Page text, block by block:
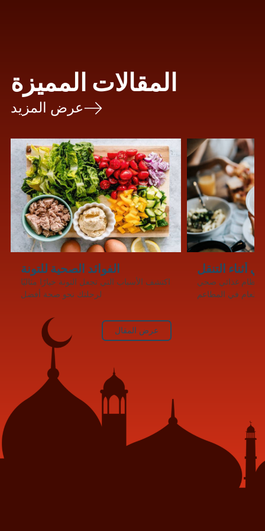
المقالات المميزة
عرض المزيد
الفوائد الصحية للتونة
اكتشف الأسباب التي تجعل التونة خيارًا مثاليًا
لرحلتك نحو صحة أفضل
عرض المقال
أثناء التنقل
نظام غذائي صحي
الطعام في المطاعم